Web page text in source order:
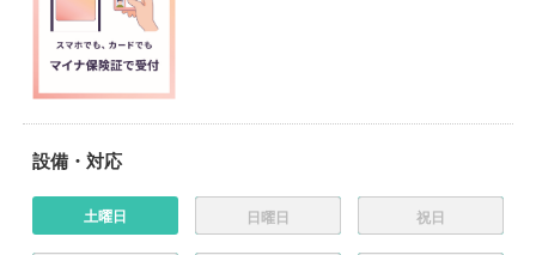
設備・対応
土曜日 日曜日 祝日